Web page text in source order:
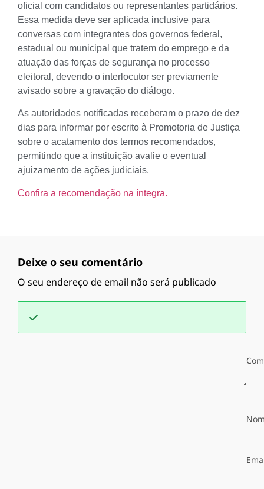
oficial com candidatos ou representantes partidários.
Essa medida deve ser aplicada inclusive para
conversas com integrantes dos governos federal,
estadual ou municipal que tratem do emprego e da
atuação das forças de segurança no processo
eleitoral, devendo o interlocutor ser previamente
avisado sobre a gravação do diálogo.
As autoridades notificadas receberam o prazo de dez
dias para informar por escrito à Promotoria de Justiça
sobre o acatamento dos termos recomendados,
permitindo que a instituição avalie o eventual
ajuizamento de ações judiciais.
Confira a recomendação na íntegra.
Deixe o seu comentário
O seu endereço de email não será publicado